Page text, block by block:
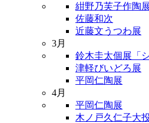
紺野乃芙子作陶
佐藤和次
近藤文うつわ展
3月
鈴木圭太個展「
津軽びいどろ展
平岡仁陶展
4月
平岡仁陶展
木ノ戸久仁子大